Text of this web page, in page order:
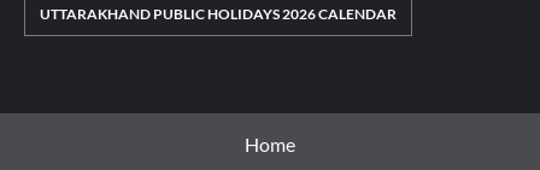
UTTARAKHAND PUBLIC HOLIDAYS 2026 CALENDAR
Home